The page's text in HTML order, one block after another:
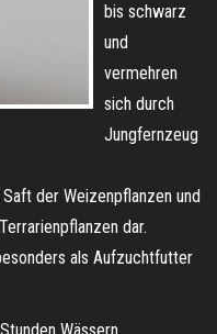
bis schwarz
und
vermehren
sich durch
Jungfernzeug
der Weizenpflanzen und
dar.
als Aufzuchtfutter